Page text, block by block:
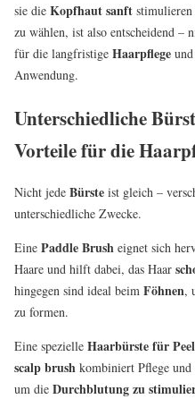
sie die Kopfhaut sanft
zu wählen, ist also entscheidend –
für die langfristige Haarpflege
Anwendung.
Unterschiedliche
Vorteile für die
Nicht jede Bürste ist gleich –
unterschiedliche Zwecke.
Eine Paddle Brush eignet sich
Haare und hilft dabei, das Haar
hingegen sind ideal beim Föhnen,
zu formen.
Eine spezielle Haarbürste für
scalp brush kombiniert Pflege und
um die Durchblutung zu